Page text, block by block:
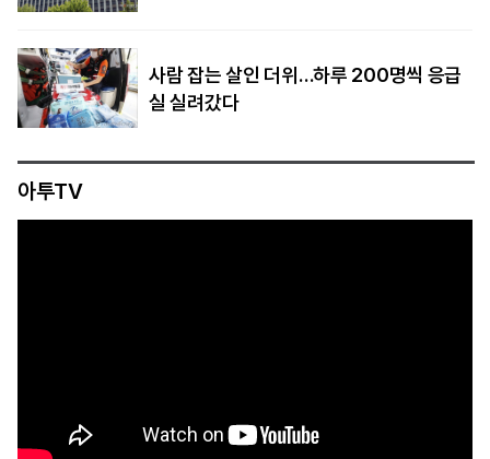
사람 잡는 살인 더위…하루 200명씩 응급
실 실려갔다
아투TV